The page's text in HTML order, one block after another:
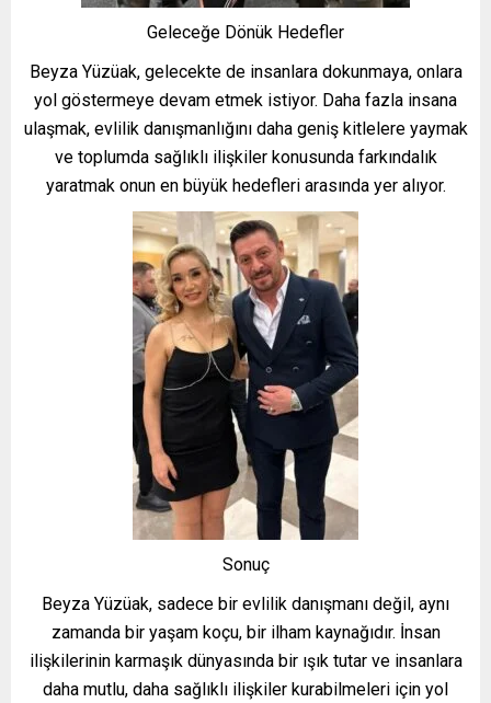
Geleceğe Dönük Hedefler
Beyza Yüzüak, gelecekte de insanlara dokunmaya, onlara
yol göstermeye devam etmek istiyor. Daha fazla insana
ulaşmak, evlilik danışmanlığını daha geniş kitlelere yaymak
ve toplumda sağlıklı ilişkiler konusunda farkındalık
yaratmak onun en büyük hedefleri arasında yer alıyor.
Sonuç
Beyza Yüzüak, sadece bir evlilik danışmanı değil, aynı
zamanda bir yaşam koçu, bir ilham kaynağıdır. İnsan
ilişkilerinin karmaşık dünyasında bir ışık tutar ve insanlara
daha mutlu, daha sağlıklı ilişkiler kurabilmeleri için yol